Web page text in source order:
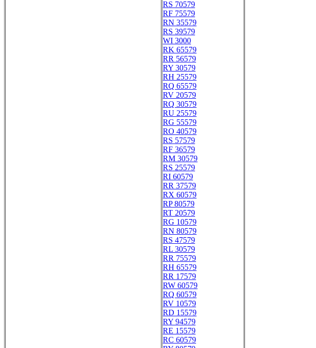
RS 70579
RF 75579
RN 35579
RS 39579
WI 3000
RK 65579
RR 56579
RY 30579
RH 25579
RQ 65579
RV 20579
RQ 30579
RU 25579
RG 55579
RO 40579
RS 57579
RF 36579
RM 30579
RS 25579
RI 60579
RR 37579
RX 60579
RP 80579
RT 20579
RG 10579
RN 80579
RS 47579
RL 30579
RR 75579
RH 65579
RR 17579
RW 60579
RQ 60579
RV 10579
RD 15579
RY 94579
RE 15579
RC 60579